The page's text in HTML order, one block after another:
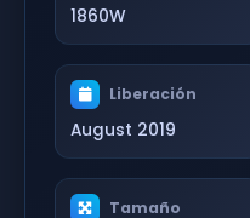
1860W
Liberación
August 2019
Tamaño